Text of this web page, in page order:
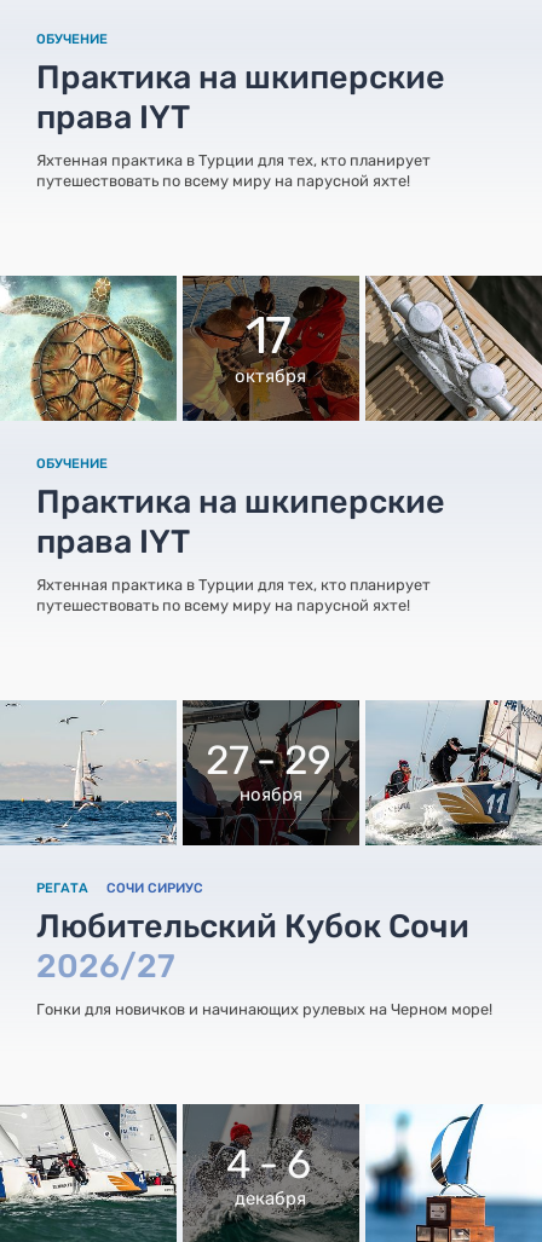
ОБУЧЕНИЕ
Практика на шкиперские
права IYT
Яхтенная практика в Турции для тех, кто планирует
путешествовать по всему миру на парусной яхте!
17
октября
ОБУЧЕНИЕ
Практика на шкиперские
права IYT
Яхтенная практика в Турции для тех, кто планирует
путешествовать по всему миру на парусной яхте!
27 - 29
ноября
РЕГАТА СОЧИ СИРИУС
Любительский Кубок Сочи
2026/27
Гонки для новичков и начинающих рулевых на Черном море!
4 - 6
декабря